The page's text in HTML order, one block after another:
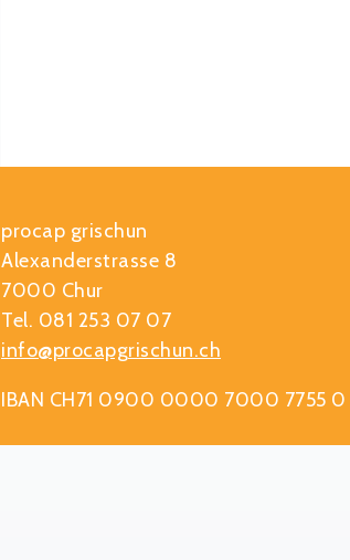
procap grischun
Alexanderstrasse 8
7000 Chur
Tel. 081 253 07 07
info@procapgrischun.ch
IBAN CH71 0900 0000 7000 7755 0